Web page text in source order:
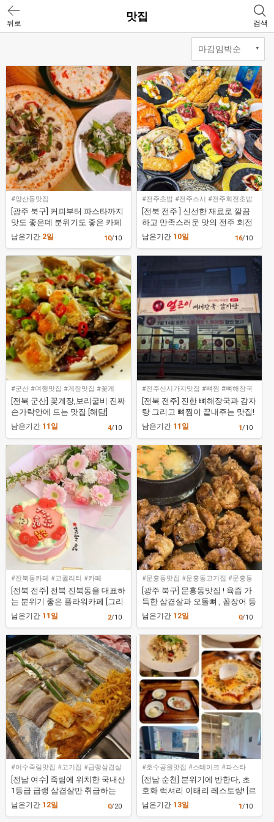
뒤로
맛집
검색
#양산동맛집
[광주 북구] 커피부터 파스타까지
맛도 좋은데 분위기도 좋은 카페
[카페레몬테이블 양산점]
남은기간 2일 10/10
#전주초밥 #전주스시 #전주회전초밥
[전북 전주 ] 신선한 재료로 깔끔
하고 만족스러운 맛의 전주 회전
초밥 맛집 [스시이안앤 도청신시
남은기간 10일 16/10
#군산 #여행맛집 #게장맛집 #꽃게
[전북 군산] 꽃게장,보리굴비 진짜
손가락안에 드는 맛집 [해담]
남은기간 11일 4/10
#전주신시가지맛집 #뼈찜 #뼈해장국
#감자탕
[전북 전주] 진한 뼈해장국과 감자
탕 그리고 뼈찜이 끝내주는 맛집!
[신얼큰이뼈해장국감자탕 전주
남은기간 11일 1/10
#진북동카페 #고퀄리티 #카페
[전북 전주] 전북 진북동을 대표하
는 분위기 좋은 플라워카페 [그리
고 오늘(레터링케이크)]
남은기간 11일 2/10
#문흥동맛집 #문흥동고기집 #문흥동
삼겹살 #문흥동회식
[광주 북구] 문흥동맛집 ! 육즙 가
득한 삼겹살과 오돌뼈 , 꼼장어 등
다양한 안주들도 공존하는 문흥
동 최고 맛집! [소문난 오돌뼈 문
흥점]
남은기간 12일 0/10
#여수죽림맛집 #고기집 #급랭삼겹살
#냉삼
[전남 여수] 죽림에 위치한 국내산
1등급 급랭 삼겹살만 취급하는
냉삼 맛집 [옥희네 여수죽림본점]
남은기간 12일 0/20
#호수공원맛집 #스테이크 #파스타
[전남 순천] 분위기에 반한다, 초
호화 럭셔리 이태리 레스토랑! [르
필리에]
남은기간 13일 1/10